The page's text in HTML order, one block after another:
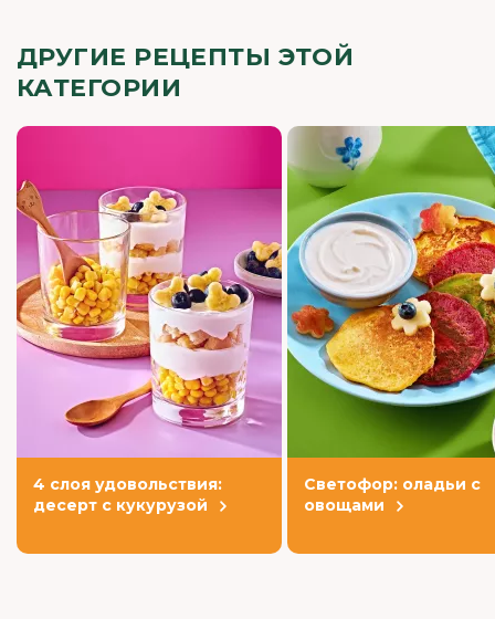
ДРУГИЕ РЕЦЕПТЫ ЭТОЙ
КАТЕГОРИИ
4 слоя удовольствия:
десерт с кукурузой
Светофор: оладьи с
овощами